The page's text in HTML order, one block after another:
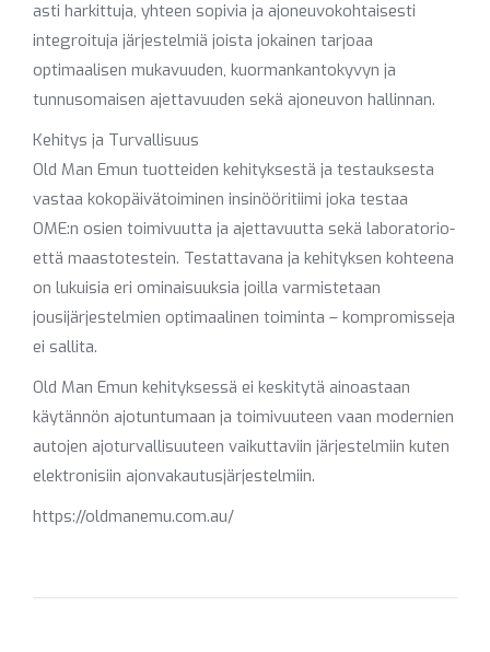
asti harkittuja, yhteen sopivia ja ajoneuvokohtaisesti
integroituja järjestelmiä joista jokainen tarjoaa
optimaalisen mukavuuden, kuormankantokyvyn ja
tunnusomaisen ajettavuuden sekä ajoneuvon hallinnan.
Kehitys ja Turvallisuus
Old Man Emun tuotteiden kehityksestä ja testauksesta
vastaa kokopäivätoiminen insinööritiimi joka testaa
OME:n osien toimivuutta ja ajettavuutta sekä laboratorio-
että maastotestein. Testattavana ja kehityksen kohteena
on lukuisia eri ominaisuuksia joilla varmistetaan
jousijärjestelmien optimaalinen toiminta – kompromisseja
ei sallita.
Old Man Emun kehityksessä ei keskitytä ainoastaan
käytännön ajotuntumaan ja toimivuuteen vaan modernien
autojen ajoturvallisuuteen vaikuttaviin järjestelmiin kuten
elektronisiin ajonvakautusjärjestelmiin.
https://oldmanemu.com.au/